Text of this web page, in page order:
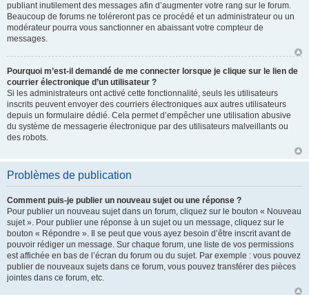
publiant inutilement des messages afin d’augmenter votre rang sur le forum.
Beaucoup de forums ne toléreront pas ce procédé et un administrateur ou un
modérateur pourra vous sanctionner en abaissant votre compteur de
messages.
Pourquoi m’est-il demandé de me connecter lorsque je clique sur le lien de
courrier électronique d’un utilisateur ?
Si les administrateurs ont activé cette fonctionnalité, seuls les utilisateurs
inscrits peuvent envoyer des courriers électroniques aux autres utilisateurs
depuis un formulaire dédié. Cela permet d’empêcher une utilisation abusive
du système de messagerie électronique par des utilisateurs malveillants ou
des robots.
Problèmes de publication
Comment puis-je publier un nouveau sujet ou une réponse ?
Pour publier un nouveau sujet dans un forum, cliquez sur le bouton « Nouveau
sujet ». Pour publier une réponse à un sujet ou un message, cliquez sur le
bouton « Répondre ». Il se peut que vous ayez besoin d’être inscrit avant de
pouvoir rédiger un message. Sur chaque forum, une liste de vos permissions
est affichée en bas de l’écran du forum ou du sujet. Par exemple : vous pouvez
publier de nouveaux sujets dans ce forum, vous pouvez transférer des pièces
jointes dans ce forum, etc.